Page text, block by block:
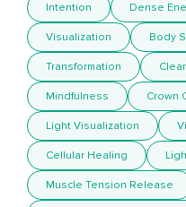
Intention Dense
Visualization Body
Transformation
Mindfulness Crown
Light Visualization
Cellular Healing
Muscle Tension Release